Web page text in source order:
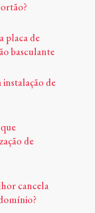
placa de
basculante
instalação de
de
cancela